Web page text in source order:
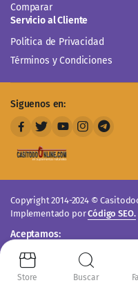
Comparar
Servicio al Cliente
Politica de Privacidad
Términos y Condiciones
Siguenos en:
Copyright 2014-2024 ©
Implementado porCódigo SEO.
Aceptamos:
Store Buscar